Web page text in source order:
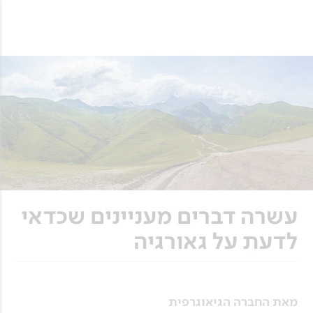
עשרה דברים מעניינים שכדאי
לדעת על גאורגיה
מאת החברה הגיאוגרפית